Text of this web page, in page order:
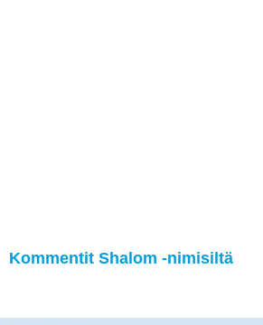
Kommentit Shalom -nimisiltä